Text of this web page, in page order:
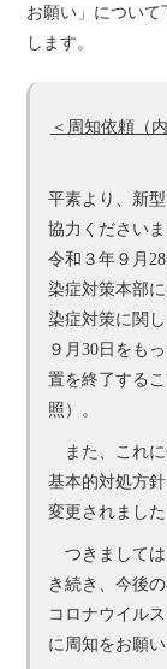
お願い」につい
します。
＜周知依頼（
平素より、新
協力ください
令和３年９月
染症対策本部
染症対策に関し
９月30日をも
置を終了する
照）。
また、これに
基本的対処方
変更されまし
つきましては
き続き、今後
コロナウイル
に周知をお願い